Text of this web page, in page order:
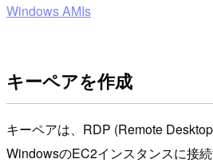
Windows AMIs
キーペアを作成
キーペアは、RDP (Remote
WindowsのEC2インスタンスに接続